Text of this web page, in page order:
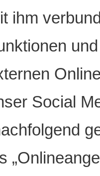
ihm
Social